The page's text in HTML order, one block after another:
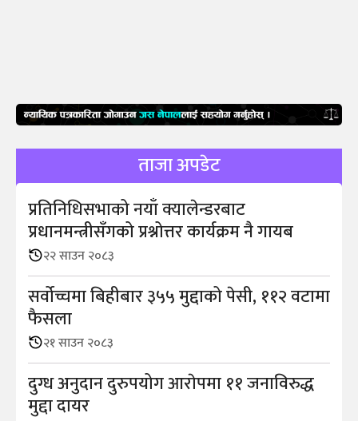
ताजा अपडेट
प्रतिनिधिसभाको नयाँ क्यालेन्डरबाट
प्रधानमन्त्रीसँगको प्रश्नोत्तर कार्यक्रम नै गायब
२२ साउन २०८३
सर्वोच्चमा बिहीबार ३५५ मुद्दाको पेसी, ११२ वटामा
फैसला
२१ साउन २०८३
दुग्ध अनुदान दुरुपयोग आराेपमा ११ जनाविरुद्ध
मुद्दा दायर